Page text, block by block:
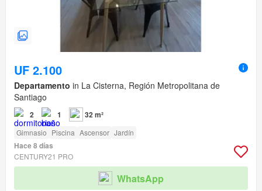
UF 2.100
Departamento in La Cisterna, Región Metropolitana de
Santiago
2 1 32 m²
Gimnasio Piscina Ascensor Jardín
Hace 8 días
CENTURY21 PRO
WhatsApp